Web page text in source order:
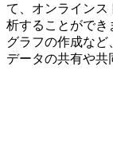
て、オンラインス
析することができ
グラフの作成など
データの共有や共